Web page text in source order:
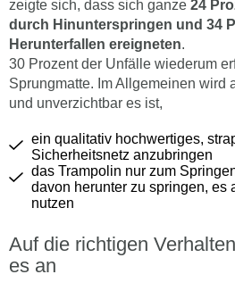
zeigte sich, dass sich ganze 24
durch Hinunterspringen und 34
Herunterfallen ereigneten.
30 Prozent der Unfälle wiederum
Sprungmatte. Im Allgemeinen wird
und unverzichtbar es ist,
ein qualitativ hochwertiges,
Sicherheitsnetz anzubringen
das Trampolin nur zum
davon herunter zu springen, es
nutzen
Auf die richtigen
es an